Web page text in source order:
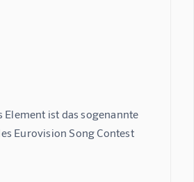
Element ist das sogenannte
Eurovision Song Contest